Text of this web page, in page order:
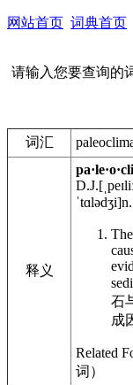
网站首页 词典首页
请输入您要查询的
词汇
释义
D.J.
ˈtɑlədʒi]n.
石
成
Related
词）